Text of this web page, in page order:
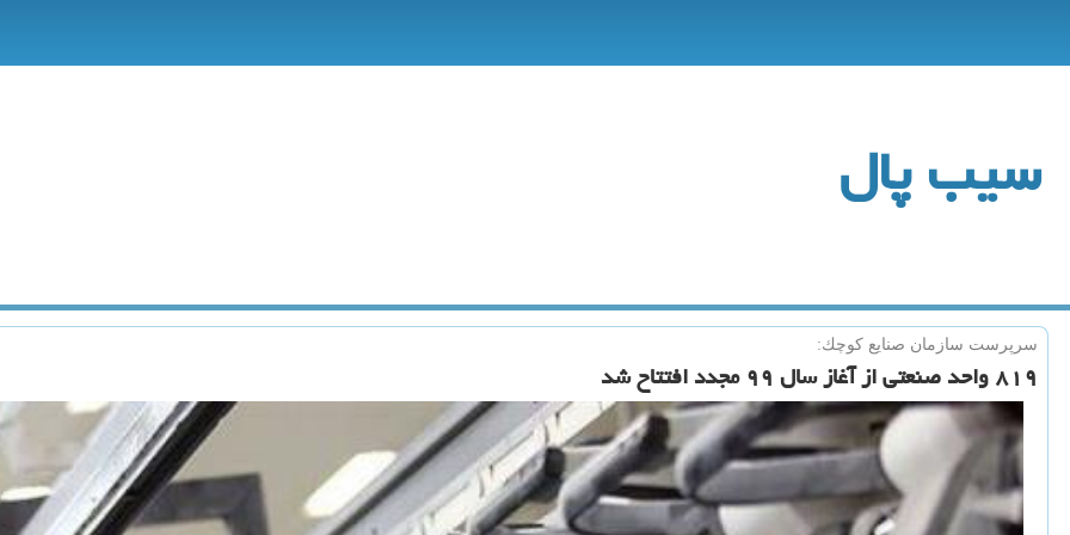
سیب پال
سرپرست سازمان صنایع كوچك:
۸۱۹ واحد صنعتی از آغاز سال ۹۹ مجدد افتتاح شد